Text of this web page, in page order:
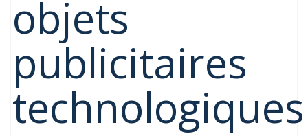
objets
publicitaires
technologiques